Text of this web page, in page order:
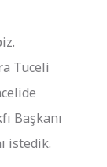
Tuceli
Başkanı
istedik.